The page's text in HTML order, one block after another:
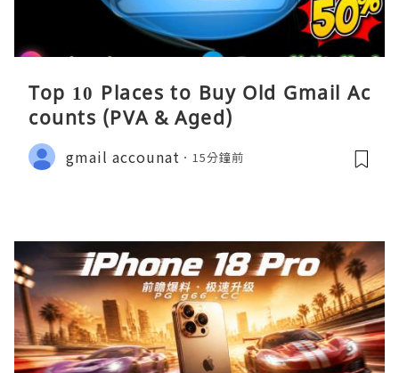
Top 10 Places to Buy Old Gmail Ac
counts (PVA & Aged)
gmail accounat 15分鐘前